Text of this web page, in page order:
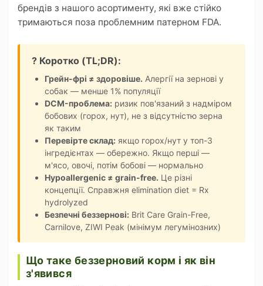
брендів з нашого асортименту, які вже стійко
тримаються поза проблемним патерном FDA.
? Коротко (TL;DR):
Грейн-фрі ≠ здоровіше. Алергії на зернові у
собак — менше 1% популяції
DCM-проблема: ризик пов'язаний з надміром
бобових (горох, нут), не з відсутністю зерна
як таким
Перевірте склад: якщо горох/нут у топ-3
інгредієнтах — обережно. Якщо перші —
м'ясо, овочі, потім бобові — нормально
Hypoallergenic ≠ grain-free. Це різні
концепції. Справжня elimination diet = Rx
hydrolyzed
Безпечні беззернові: Brit Care Grain-Free,
Carnilove, ZIWI Peak (мінімум легумінозних)
Що таке беззерновий корм і як він
з'явився